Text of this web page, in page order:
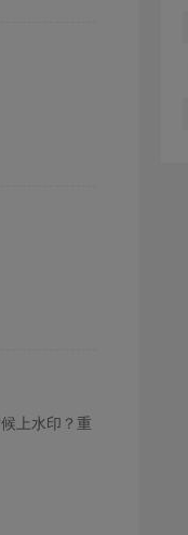
上水印？重